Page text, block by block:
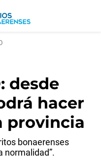
desde
hacer
provincia
bonaerenses
normalidad”.